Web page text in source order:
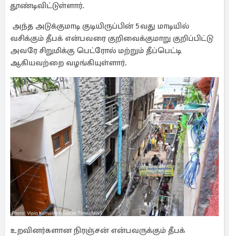
தூண்டிவிட்டுள்ளார்.
அந்த அடுக்குமாடி குடியிருப்பின் 5வது மாடியில்
வசிக்கும் தீபக் என்பவரை குறிவைக்குமாறு குறிப்பிட்டு
அவரே சிறுமிக்கு பெட்ரோல் மற்றும் தீப்பெட்டி
ஆகியவற்றை வழங்கியுள்ளார்.
உறவினர்களான நிரஞ்சன் என்பவருக்கும் தீபக்